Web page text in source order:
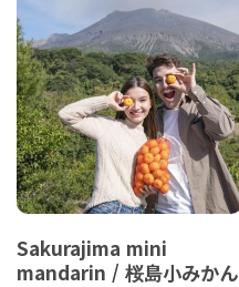
Sakurajima mini
mandarin / 桜島小みかん